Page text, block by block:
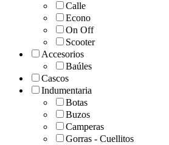
Calle
Econo
On Off
Scooter
Accesorios
Baúles
Cascos
Indumentaria
Botas
Buzos
Camperas
Gorras - Cuellitos